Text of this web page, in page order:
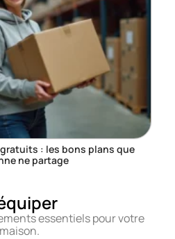
: les bons plans que
ne partage
essentiels pour votre
maison.